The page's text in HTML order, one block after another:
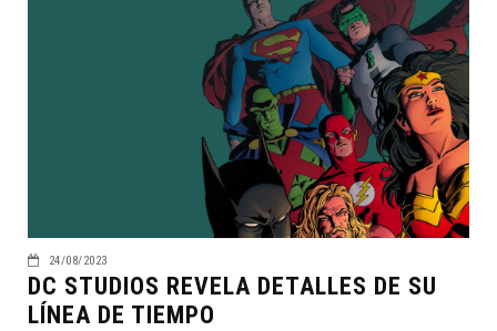
24/08/2023
DC STUDIOS REVELA DETALLES DE SU
LÍNEA DE TIEMPO